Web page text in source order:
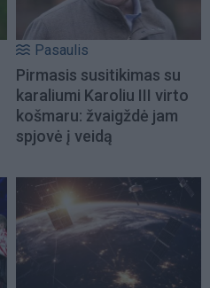
Pasaulis
Pirmasis susitikimas su
karaliumi Karoliu III virto
košmaru: žvaigždė jam
spjovė į veidą